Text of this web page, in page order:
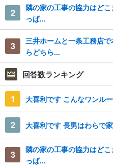
2
隣の家の工事の協力はど
っぱ...
3
三井ホームと一条工務店
らどちら...
回答数ランキング
1 大喜利です こんなワンル
2 大喜利です 長男はわらで
3
隣の家の工事の協力はど
っぱ...